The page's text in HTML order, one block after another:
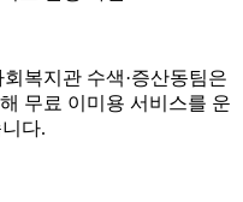
복지관 수색·증산동팀은
무료 이미용 서비스를 운
다.